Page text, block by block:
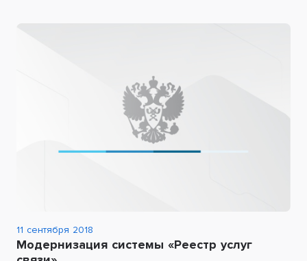
11 сентября 2018
Модернизация системы «Реестр услуг